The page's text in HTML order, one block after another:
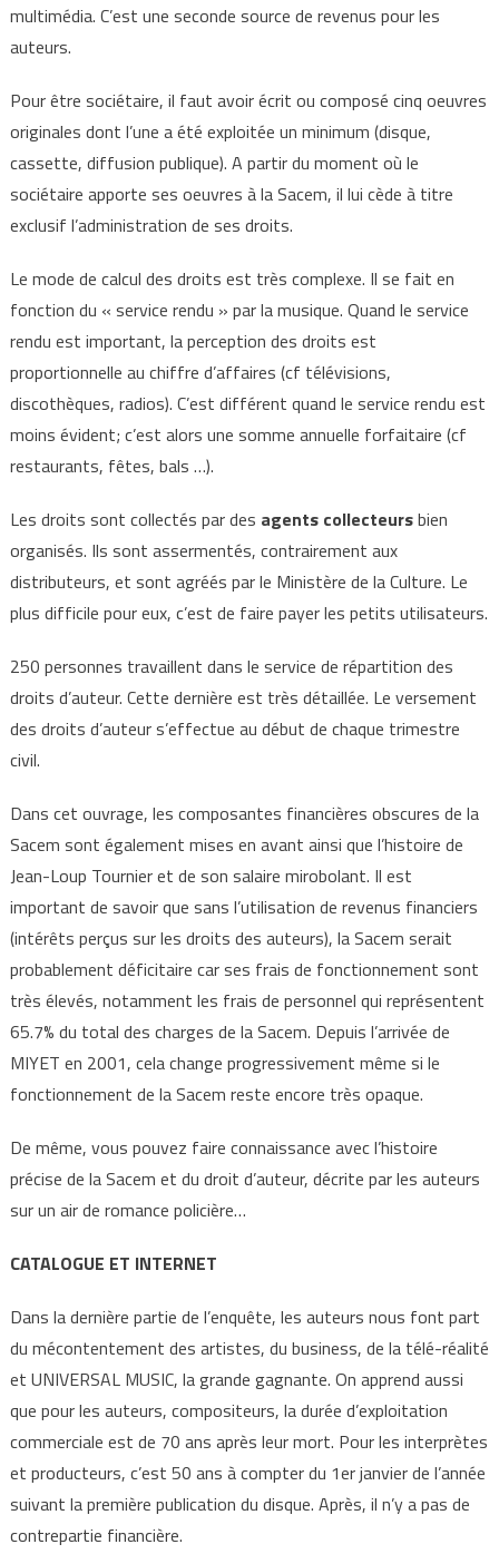
multimédia. C’est une seconde source de revenus pour les
auteurs.
Pour être sociétaire, il faut avoir écrit ou composé cinq oeuvres
originales dont l’une a été exploitée un minimum (disque,
cassette, diffusion publique). A partir du moment où le
sociétaire apporte ses oeuvres à la Sacem, il lui cède à titre
exclusif l’administration de ses droits.
Le mode de calcul des droits est très complexe. Il se fait en
fonction du « service rendu » par la musique. Quand le service
rendu est important, la perception des droits est
proportionnelle au chiffre d’affaires (cf télévisions,
discothèques, radios). C’est différent quand le service rendu est
moins évident; c’est alors une somme annuelle forfaitaire (cf
restaurants, fêtes, bals …).
Les droits sont collectés par des agents collecteursbien
organisés. Ils sont assermentés, contrairement aux
distributeurs, et sont agréés par le Ministère de la Culture. Le
plus difficile pour eux, c’est de faire payer les petits utilisateurs.
250 personnes travaillent dans le service de répartition des
droits d’auteur. Cette dernière est très détaillée. Le versement
des droits d’auteur s’effectue au début de chaque trimestre
civil.
Dans cet ouvrage, les composantes financières obscures de la
Sacem sont également mises en avant ainsi que l’histoire de
Jean-Loup Tournier et de son salaire mirobolant. Il est
important de savoir que sans l’utilisation de revenus financiers
(intérêts perçus sur les droits des auteurs), la Sacem serait
probablement déficitaire car ses frais de fonctionnement sont
très élevés, notamment les frais de personnel qui représentent
65.7% du total des charges de la Sacem. Depuis l’arrivée de
MIYET en 2001, cela change progressivement même si le
fonctionnement de la Sacem reste encore très opaque.
De même, vous pouvez faire connaissance avec l’histoire
précise de la Sacem et du droit d’auteur, décrite par les auteurs
sur un air de romance policière…
CATALOGUE ET INTERNET
Dans la dernière partie de l’enquête, les auteurs nous font part
du mécontentement des artistes, du business, de la télé-réalité
et UNIVERSAL MUSIC, la grande gagnante. On apprend aussi
que pour les auteurs, compositeurs, la durée d’exploitation
commerciale est de 70 ans après leur mort. Pour les interprètes
et producteurs, c’est 50 ans à compter du 1er janvier de l’année
suivant la première publication du disque. Après, il n’y a pas de
contrepartie financière.